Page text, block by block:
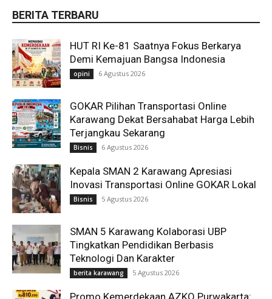
BERITA TERBARU
HUT RI Ke-81 Saatnya Fokus Berkarya
Demi Kemajuan Bangsa Indonesia
opini 6 Agustus 2026
GOKAR Pilihan Transportasi Online
Karawang Dekat Bersahabat Harga Lebih
Terjangkau Sekarang
Bisnis 6 Agustus 2026
Kepala SMAN 2 Karawang Apresiasi
Inovasi Transportasi Online GOKAR Lokal
Bisnis 5 Agustus 2026
SMAN 5 Karawang Kolaborasi UBP
Tingkatkan Pendidikan Berbasis
Teknologi Dan Karakter
berita karawang 5 Agustus 2026
Promo Kemerdekaan AZKO Purwakarta: